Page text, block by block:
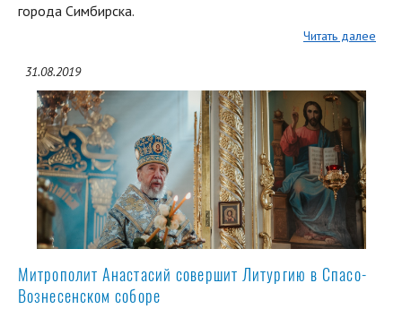
города Симбирска.
Читать далее
31.08.2019
Митрополит Анастасий совершит Литургию в Спасо-
Вознесенском соборе